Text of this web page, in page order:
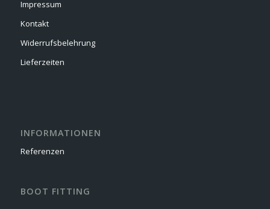
Impressum
Kontakt
Widerrufsbelehrung
Lieferzeiten
INFORMATIONEN
Referenzen
BOOT FITTING